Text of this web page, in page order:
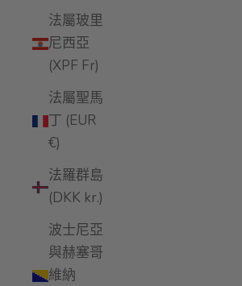
法屬玻里
尼西亞
(XPF Fr)
法屬聖馬
丁 (EUR
€)
法羅群島
(DKK kr.)
波士尼亞
與赫塞哥
維納